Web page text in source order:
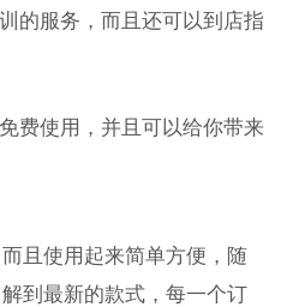
的服务，而且还可以到店指
费使用，并且可以给你带来
且使用起来简单方便，随
到最新的款式，每一个订